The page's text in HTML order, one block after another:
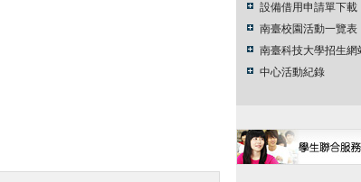
設備借用申請單下載
南臺校園活動一覽表
南臺科技大學招生網
中心活動紀錄